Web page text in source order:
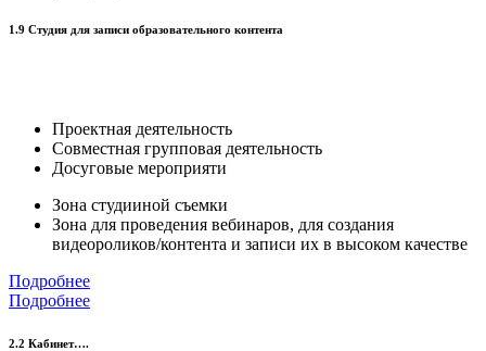
1.9 Студия для записи образовательного контента
Проектная деятельность
Совместная групповая деятельность
Досуговые мероприяти
Зона студииной съемки
Зона для проведения вебинаров, для создания
видеороликов/контента и записи их в высоком качестве
Подробнее
Подробнее
2.2 Кабинет….